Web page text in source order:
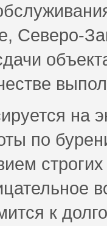
Северо-
на
по
к